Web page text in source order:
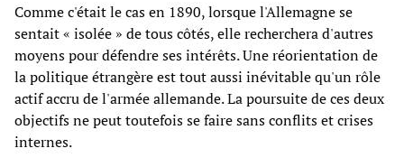
Comme c'était le cas en 1890, lorsque l'Allemagne se
sentait « isolée » de tous côtés, elle recherchera d'autres
moyens pour défendre ses intérêts. Une réorientation de
la politique étrangère est tout aussi inévitable qu'un rôle
actif accru de l'armée allemande. La poursuite de ces deux
objectifs ne peut toutefois se faire sans conflits et crises
internes.